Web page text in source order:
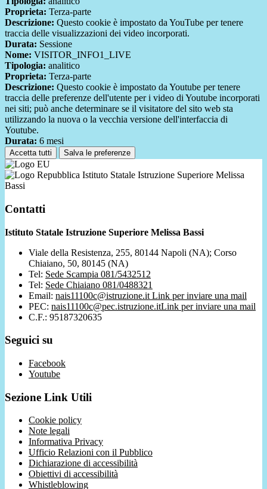
Proprieta: Terza-parte
Descrizione: Questo cookie è impostato da YouTube per tenere
traccia delle visualizzazioni dei video incorporati.
Durata: Sessione
Nome: VISITOR_INFO1_LIVE
Tipologia: analitico
Proprieta: Terza-parte
Descrizione: Questo cookie è impostato da Youtube per tenere
traccia delle preferenze dell'utente per i video di Youtube incorporati
nei siti; può anche determinare se il visitatore del sito web sta
utilizzando la nuova o la vecchia versione dell'interfaccia di
Youtube.
Durata: 6 mesi
Accetta tutti Salva le preferenze
Istituto Statale Istruzione Superiore Melissa
Bassi
Contatti
Istituto Statale Istruzione Superiore Melissa Bassi
Viale della Resistenza, 255, 80144 Napoli (NA); Corso
Chiaiano, 50, 80145 (NA)
Tel: Sede Scampia 081/5432512
Tel: Sede Chiaiano 081/0488321
Email: nais11100c@istruzione.it Link per inviare una mail
PEC: nais11100c@pec.istruzione.itLink per inviare una mail
C.F.: 95187320635
Seguici su
Facebook
Youtube
Sezione Link Utili
Cookie policy
Note legali
Informativa Privacy
Ufficio Relazioni con il Pubblico
Dichiarazione di accessibilità
Obiettivi di accessibilità
Whistleblowing